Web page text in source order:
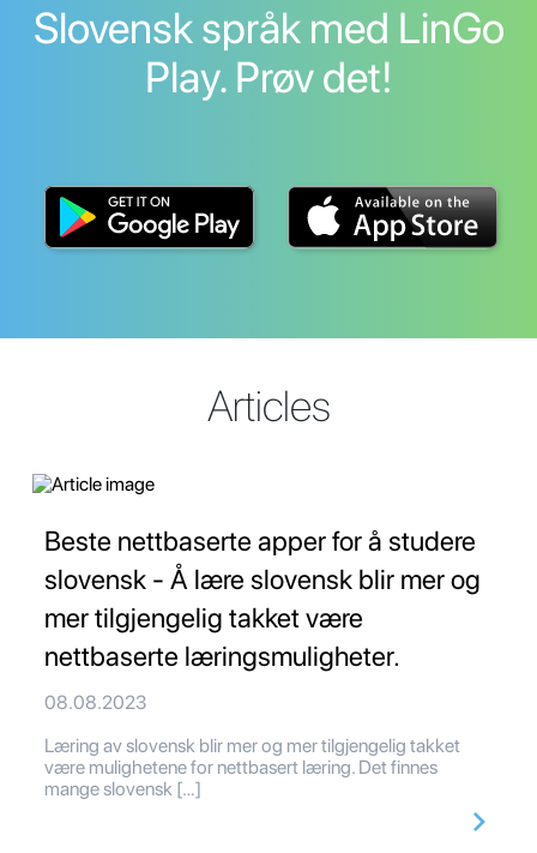
Slovensk språk med LinGo
Play. Prøv det!
Articles
Beste nettbaserte apper for å studere
slovensk - Å lære slovensk blir mer og
mer tilgjengelig takket være
nettbaserte læringsmuligheter.
08.08.2023
Læring av slovensk blir mer og mer tilgjengelig takket
være mulighetene for nettbasert læring. Det finnes
mange slovensk […]